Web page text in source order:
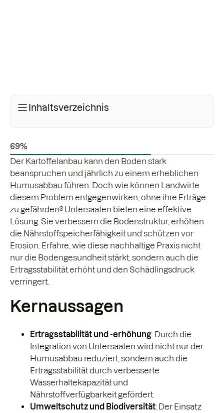
Inhaltsverzeichnis
69%
Der Kartoffelanbau kann den Boden stark
beanspruchen und jährlich zu einem erheblichen
Humusabbau führen. Doch wie können Landwirte
diesem Problem entgegenwirken, ohne ihre Erträge
zu gefährden? Untersaaten bieten eine effektive
Lösung: Sie verbessern die Bodenstruktur, erhöhen
die Nährstoffspeicherfähigkeit und schützen vor
Erosion. Erfahre, wie diese nachhaltige Praxis nicht
nur die Bodengesundheit stärkt, sondern auch die
Ertragsstabilität erhöht und den Schädlingsdruck
verringert.
Kernaussagen
Ertragsstabilität und -erhöhung: Durch die
Integration von Untersaaten wird nicht nur der
Humusabbau reduziert, sondern auch die
Ertragsstabilität durch verbesserte
Wasserhaltekapazität und
Nährstoffverfügbarkeit gefördert.
Umweltschutz und Biodiversität: Der Einsatz